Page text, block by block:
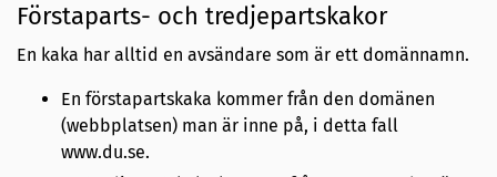
Förstaparts- och tredjepartskakor
En kaka har alltid en avsändare som är ett domännamn.
En förstapartskaka kommer från den domänen
(webbplatsen) man är inne på, i detta fall
www.du.se.